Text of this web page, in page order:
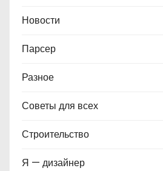
Новости
Парсер
Разное
Советы для всех
Строительство
Я — дизайнер